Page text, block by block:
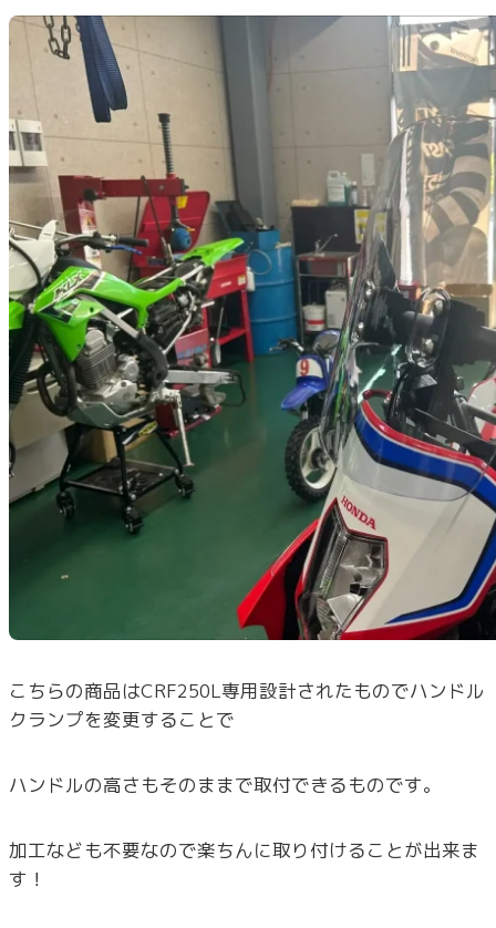
こちらの商品はCRF250L専用設計されたものでハンドル
クランプを変更することで
ハンドルの高さもそのままで取付できるものです。
加工なども不要なので楽ちんに取り付けることが出来ま
す！